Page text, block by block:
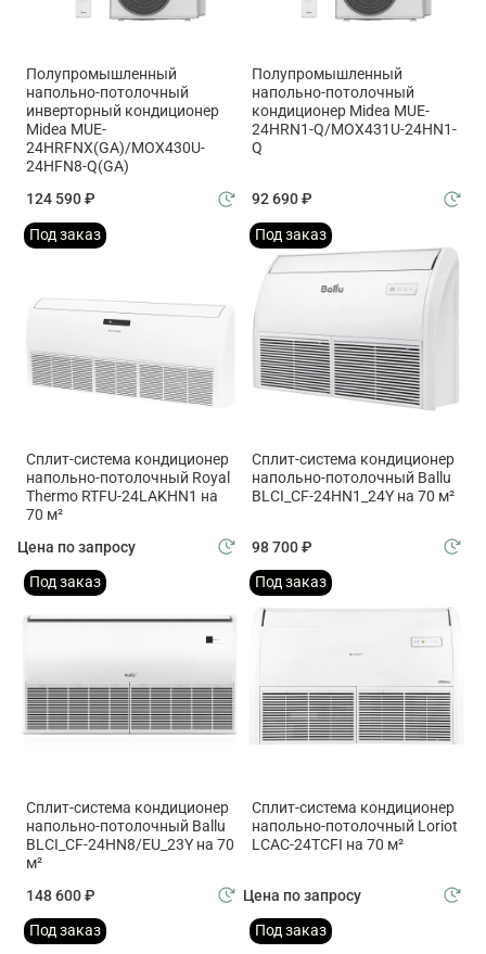
Полупромышленный
напольно-потолочный
инверторный кондиционер
Midea MUE-
24HRFNX(GA)/MOX430U-
24HFN8-Q(GA)
124 590 ₽
Полупромышленный
напольно-потолочный
кондиционер Midea MUE-
24HRN1-Q/MOX431U-24HN1-
Q
92 690 ₽
Под заказ
Сплит-система кондиционер
напольно-потолочный Royal
Thermo RTFU-24LAKHN1 на
70 м²
Цена по запросу
Под заказ
Сплит-система кондиционер
напольно-потолочный Ballu
BLCI_CF-24HN1_24Y на 70 м²
98 700 ₽
Под заказ
Сплит-система кондиционер
напольно-потолочный Ballu
BLCI_CF-24HN8/EU_23Y на 70
м²
148 600 ₽
Под заказ
Сплит-система кондиционер
напольно-потолочный Loriot
LCAC-24TCFI на 70 м²
Цена по запросу
Под заказ Под заказ